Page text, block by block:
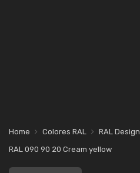
Home Colores RAL RAL Design
RAL 090 90 20 Cream yellow